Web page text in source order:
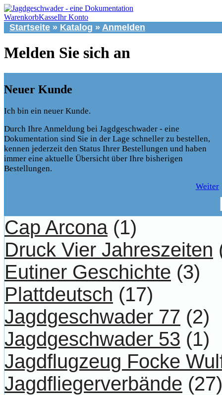
WarenkorbKasseIhr Konto
Startseite » Katalog » Anmelden
Melden Sie sich an
Neuer Kunde
Ich bin ein neuer Kunde.
Durch Ihre Anmeldung bei Jagdgeschwader - eine
Dokumentation sind Sie in der Lage schneller zu bestellen,
kennen jederzeit den Status Ihrer Bestellungen und haben
immer eine aktuelle Übersicht über Ihre bisherigen
Bestellungen.
Weiter
Cap Arcona(1)
Druck Vier Jahreszeiten
Eutiner Geschichte (3)
Plattdeutsch (17)
Jagdgeschwader 77 (2)
Jagdgeschwader 53 (1)
Jagdflugzeug Focke
Jagdfliegerverbände (27)